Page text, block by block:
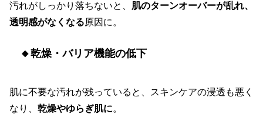
汚れがしっかり落ちないと、 肌のターンオーバーが乱れ、
透明感がなくなる原因に。
🔸乾燥・バリア機能の低下
肌に不要な汚れが残っていると、スキンケアの浸透も悪く
なり、 乾燥やゆらぎ肌に。